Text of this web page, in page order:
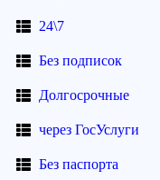
24\7
Без подписок
Долгосрочные
через ГосУслуги
Без паспорта